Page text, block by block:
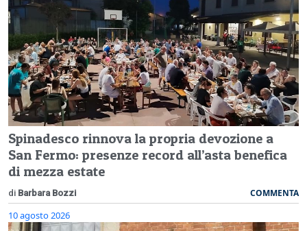
Spinadesco rinnova la propria devozione a
San Fermo: presenze record all’asta benefica
di mezza estate
di Barbara Bozzi COMMENTA
10 agosto 2026